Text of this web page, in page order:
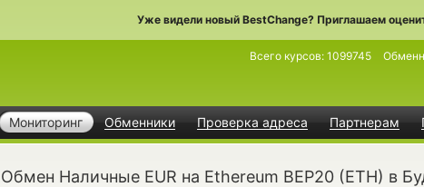
Уже видели новый BestChange? Приглашаем
Мониторинг Обменники Проверка адреса Партнерам
Всего курсов: 1099745
Обмен Наличные EUR на Ethereum BEP20 (ETH) в